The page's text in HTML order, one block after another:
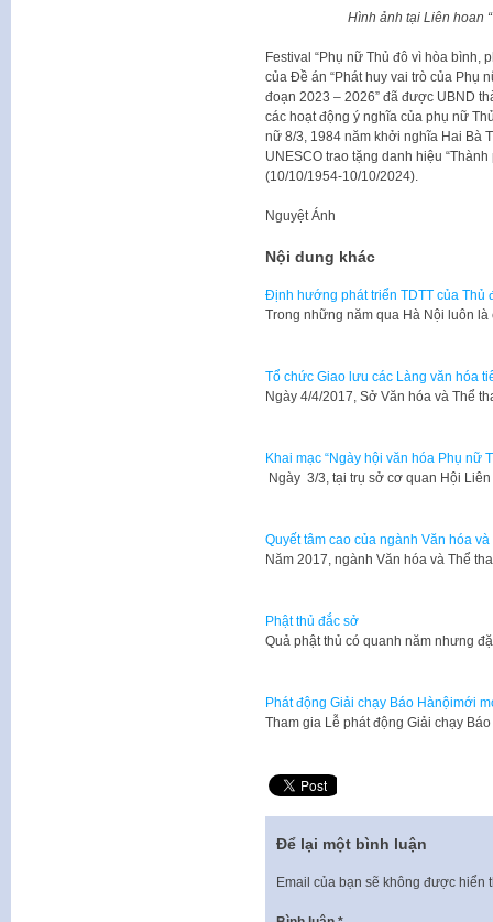
Hình ảnh tại Liên hoan
Festival “Phụ nữ Thủ đô vì hòa bình,
của Đề án “Phát huy vai trò của Phụ
đoạn 2023 – 2026” đã được UBND
các hoạt động ý nghĩa của phụ nữ
nữ 8/3, 1984 năm khởi nghĩa Hai Bà
UNESCO trao tặng danh hiệu
(10/10/1954-10/10/2024).
Nguyệt Ánh
Nội dung khác
Định hướng phát triển TDTT của Thủ
Trong những năm qua Hà Nội luôn
Tổ chức Giao lưu các Làng văn hóa
Ngày 4/4/2017, Sở Văn hóa và Thể
Khai mạc “Ngày hội văn hóa Phụ nữ
Ngày 3/3, tại trụ sở cơ quan Hội
Quyết tâm cao của ngành Văn hóa
Năm 2017, ngành Văn hóa và Thể
Phật thủ đắc sở
Quả phật thủ có quanh năm nhưng
Phát động Giải chạy Báo Hànộimới
Tham gia Lễ phát động Giải chạy
Để lại một bình luận
Email của bạn sẽ không được hiển